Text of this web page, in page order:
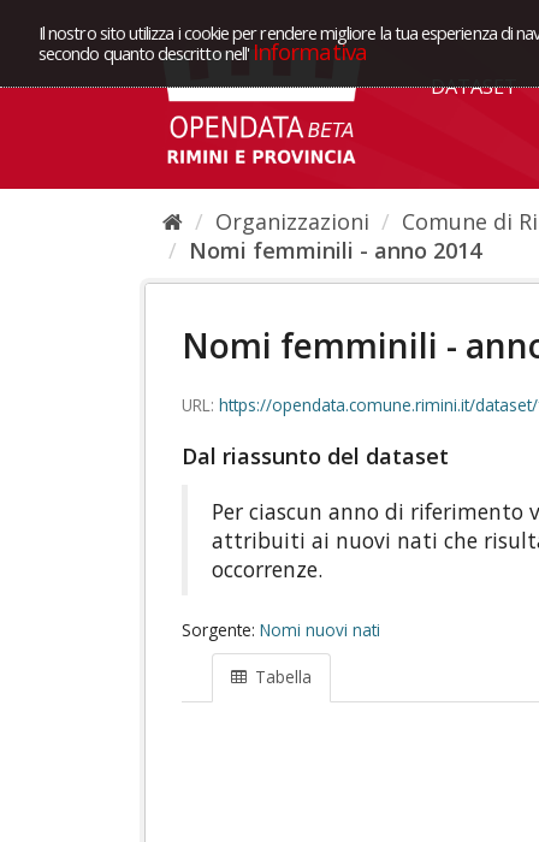
Il nostro sito utilizza i cookie per rendere migliore la tua esperienza di
secondo quanto descritto nell' Informativa
DATASET
Organizzazioni
Comune di
Nomi femminili - anno 2014
Nomi femminili -
URL: https://opendata.comune.rimini.it/dataset/f4ffd42c-5082-4eb9-9337-
Dal riassunto del dataset
Per ciascun anno di
attribuiti ai nuovi nati che
occorrenze.
Sorgente: Nomi nuovi nati
Tabella